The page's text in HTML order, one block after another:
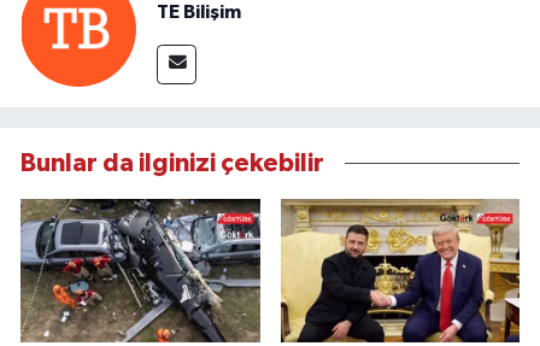
TE Bilişim
Bunlar da ilginizi çekebilir